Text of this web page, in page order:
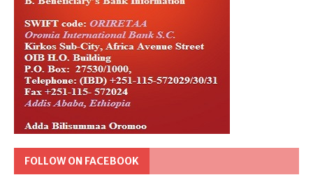
FOLLOW ON FACEBOOK